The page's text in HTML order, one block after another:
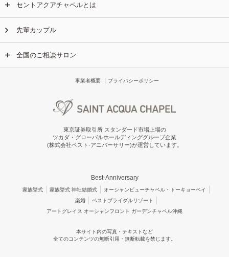
セントアクアチャペルとは
先輩カップル
全国のご相談サロン
事業者概要 プライバシーポリシー
東京証券取引所 スタンダード市場上場の
ツカダ・グローバルホールディンググループ企業
(株式会社ベスト-アニバーサリー)が運営しています。
Best-Anniversary
家族挙式 家族挙式 神社結婚式
オーシャンビューチャペル・トーキョーベイ
楽婚
ベストブライダルリゾート
アートグレイス オーシャンフロント ガーデンチャペル沖縄
本サイト内の写真・テキストなど
全てのコンテンツの無断引用・無断転載を禁じます。